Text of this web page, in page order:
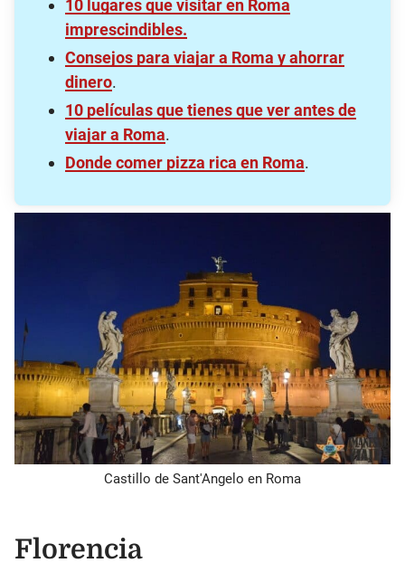
10 lugares que visitar en Roma
imprescindibles.
Consejos para viajar a Roma y ahorrar
dinero.
10 películas que tienes que ver antes de
viajar a Roma.
Donde comer pizza rica en Roma.
Castillo de Sant'Angelo en Roma
Florencia